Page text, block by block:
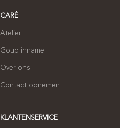
CARÉ
Atelier
Goud inname
Over ons
Contact opnemen
KLANTENSERVICE